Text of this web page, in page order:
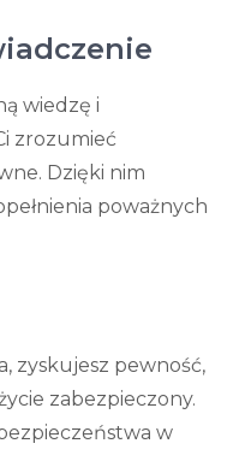
wiedzę i
zrozumieć
Dzięki nim
poważnych
zyskujesz pewność,
zabezpieczony.
w